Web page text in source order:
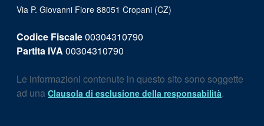
Via P. Giovanni Fiore 88051 Cropani (CZ)
Codice Fiscale00304310790
Partita IVA 00304310790
Le informazioni contenute in questo sito sono soggette
ad una Clausola di esclusione della responsabilità.